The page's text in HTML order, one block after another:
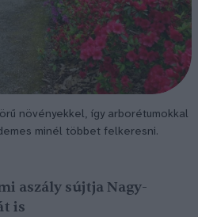
növényekkel, így arborétumokkal
minél többet felkeresni.
aszály sújtja Nagy-
is